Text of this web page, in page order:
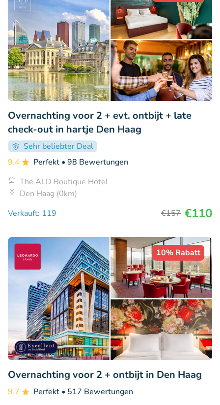
Overnachting voor 2 + evt. ontbijt + late
check-out in hartje Den Haag
Sehr beliebter Deal
9.4
Perfekt • 98 Bewertungen
The ALD Boutique Hotel
Den Haag (0km)
Verkauft: 119
€157 €110
10% Rabatt
Overnachting voor 2 + ontbijt in Den Haag
9.7 Perfekt • 517 Bewertungen